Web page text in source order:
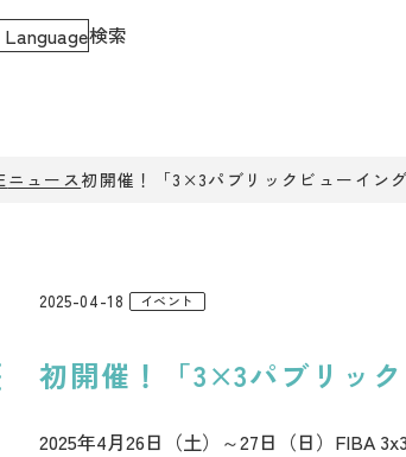
Language検索
ニュース初開催！「3×3パブリックビューイン
初開催！「3×3パブリッ
2025-04-18 イベント
2025年4月26日（土）～27日（日）FIBA